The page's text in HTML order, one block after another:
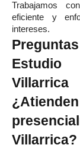
Trabajamos
eficiente y
intereses.
Villarrica
¿Atienden
Villarrica?